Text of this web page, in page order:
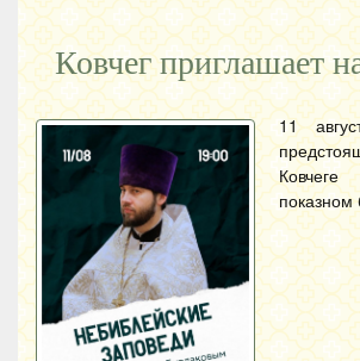
Ковчег приглашает
11
показном